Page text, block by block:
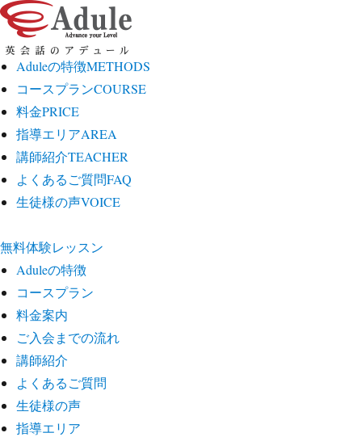
Aduleの特徴METHODS
コースプランCOURSE
料金PRICE
指導エリアAREA
講師紹介TEACHER
よくあるご質問FAQ
生徒様の声VOICE
無料体験レッスン
Aduleの特徴
コースプラン
料金案内
ご入会までの流れ
講師紹介
よくあるご質問
生徒様の声
指導エリア